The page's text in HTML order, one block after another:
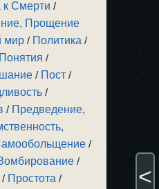
к Смерти /
Прощение
мир / Политика /
Понятия /
/ Пост /
/
/ Предведение,
/
/
/ Простота /
<